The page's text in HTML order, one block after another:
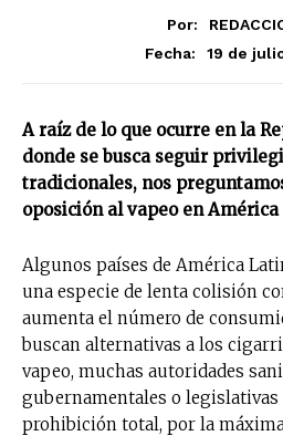
Por:
Fecha:
19 de
A raíz de lo que ocurre en la
donde se busca seguir
tradicionales, nos
oposición al vapeo en América
Algunos países de América
una especie de lenta colisión
aumenta el número de
buscan alternativas a los
vapeo, muchas autoridades
gubernamentales o legislativas
prohibición total, por la